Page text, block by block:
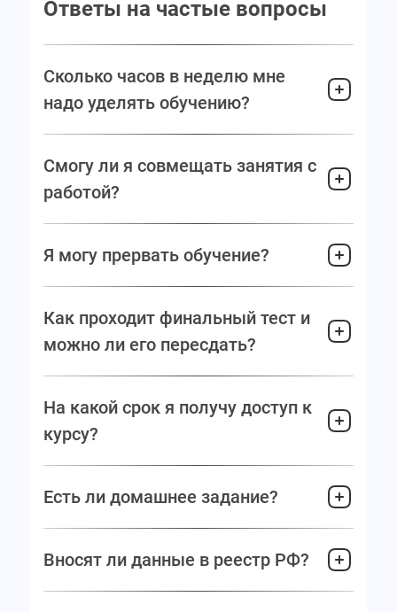
Ответы на частые вопросы
Сколько часов в неделю мне
надо уделять обучению?
Смогу ли я совмещать занятия с
работой?
Я могу прервать обучение?
Как проходит финальный тест и
можно ли его пересдать?
На какой срок я получу доступ к
курсу?
Есть ли домашнее задание?
Вносят ли данные в реестр РФ?